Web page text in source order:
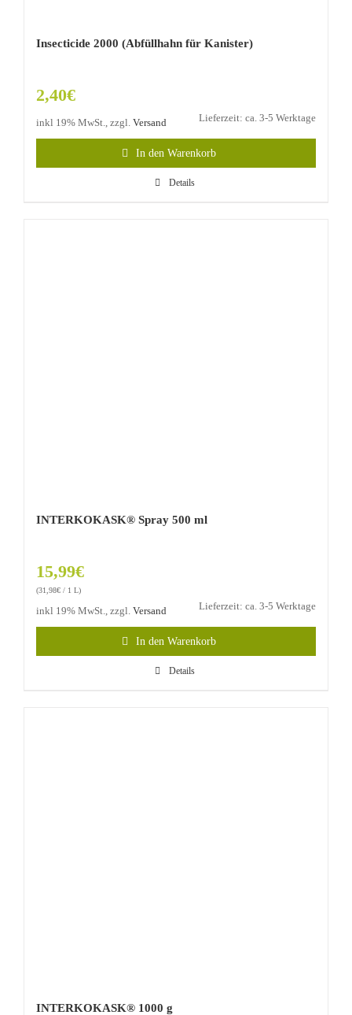
Insecticide 2000 (Abfüllhahn für Kanister)
2,40€
inkl 19% MwSt., zzgl. Versand Lieferzeit: ca. 3-5 Werktage
In den Warenkorb
Details
INTERKOKASK® Spray 500 ml
15,99€
(31,98€ / 1 L)
inkl 19% MwSt., zzgl. Versand Lieferzeit: ca. 3-5 Werktage
In den Warenkorb
Details
INTERKOKASK® 1000 g